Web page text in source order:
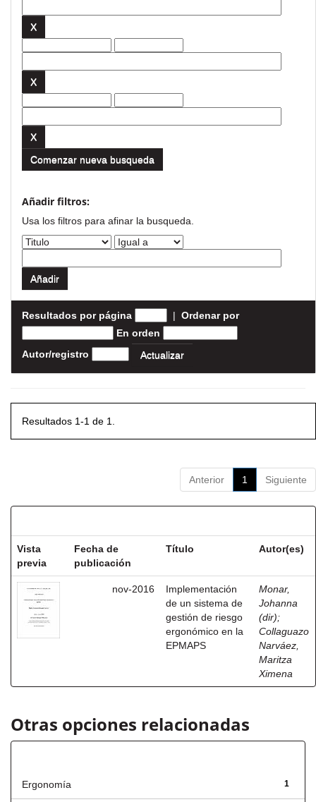
Comenzar nueva busqueda
Añadir filtros:
Usa los filtros para afinar la busqueda.
Resultados por página | Ordenar por
En orden
Autor/registro
Resultados 1-1 de 1.
Anterior 1 Siguiente
Vista
previa
Fecha de
publicación
Título Autor(es)
nov-2016
Implementación
de un sistema de
gestión de riesgo
ergonómico en la
EPMAPS
Monar,
Johanna
(dir);
Collaguazo
Narváez,
Maritza
Ximena
Otras opciones relacionadas
1
Ergonomía